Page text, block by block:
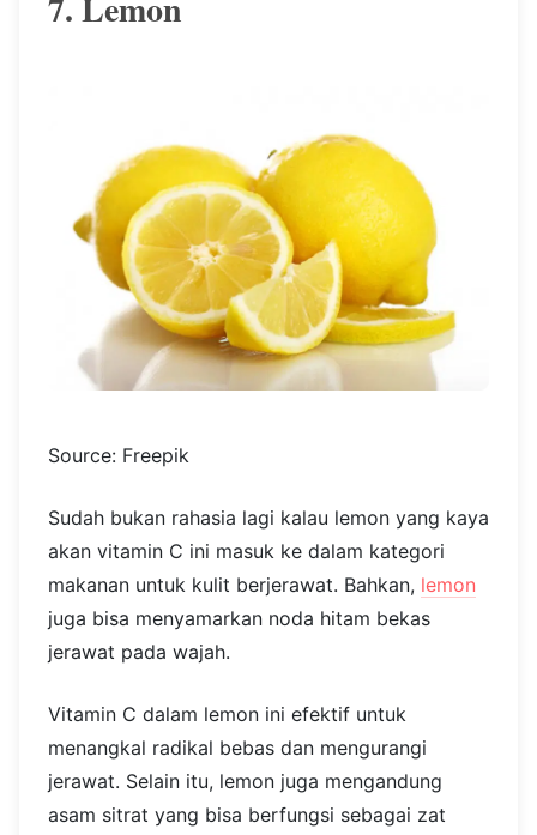
Source: Freepik
Sudah bukan rahasia lagi kalau lemon yang kaya
akan vitamin C ini masuk ke dalam kategori
makanan untuk kulit berjerawat. Bahkan, lemon
juga bisa menyamarkan noda hitam bekas
jerawat pada wajah.
Vitamin C dalam lemon ini efektif untuk
menangkal radikal bebas dan mengurangi
jerawat. Selain itu, lemon juga mengandung
asam sitrat yang bisa berfungsi sebagai zat